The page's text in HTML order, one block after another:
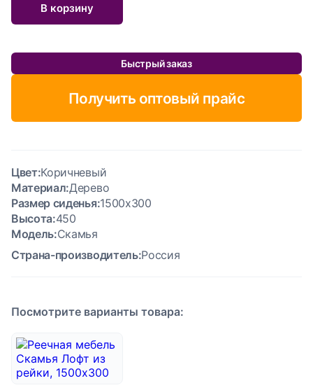
В корзину
Быстрый заказ
Получить оптовый прайс
Цвет:Коричневый
Материал:Дерево
Размер сиденья:1500х300
Высота:450
Модель:Скамья
Страна-производитель:Россия
Посмотрите варианты товара: